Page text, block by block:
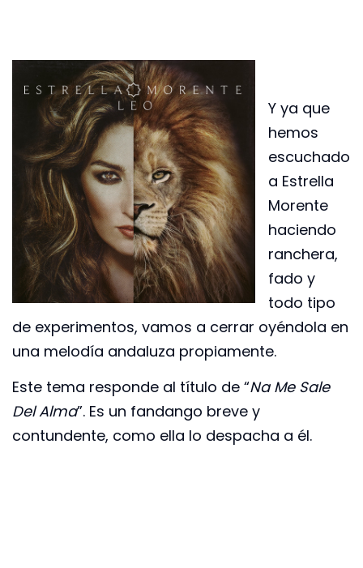
Y ya que
hemos
escuchado
a Estrella
Morente
haciendo
ranchera,
fado y
todo tipo
de experimentos, vamos a cerrar oyéndola en
una melodía andaluza propiamente.
Este tema responde al título de “Na Me Sale
Del Alma”. Es un fandango breve y
contundente, como ella lo despacha a él.